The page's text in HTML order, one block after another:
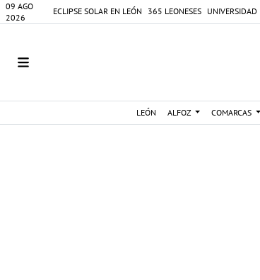
09 AGO
2026
ECLIPSE SOLAR EN LEÓN 365 LEONESES UNIVERSIDAD
LEÓN ALFOZ COMARCAS